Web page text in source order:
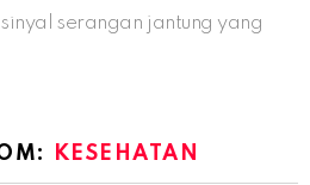
serangan jantung yang
KESEHATAN